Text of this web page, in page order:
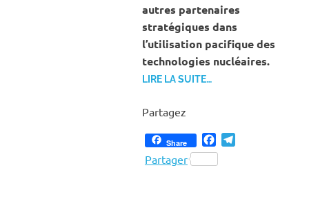
autres partenaires
stratégiques dans
l’utilisation pacifique des
technologies nucléaires.
LIRE LA SUITE…
Partagez
Share Facebook
Partager